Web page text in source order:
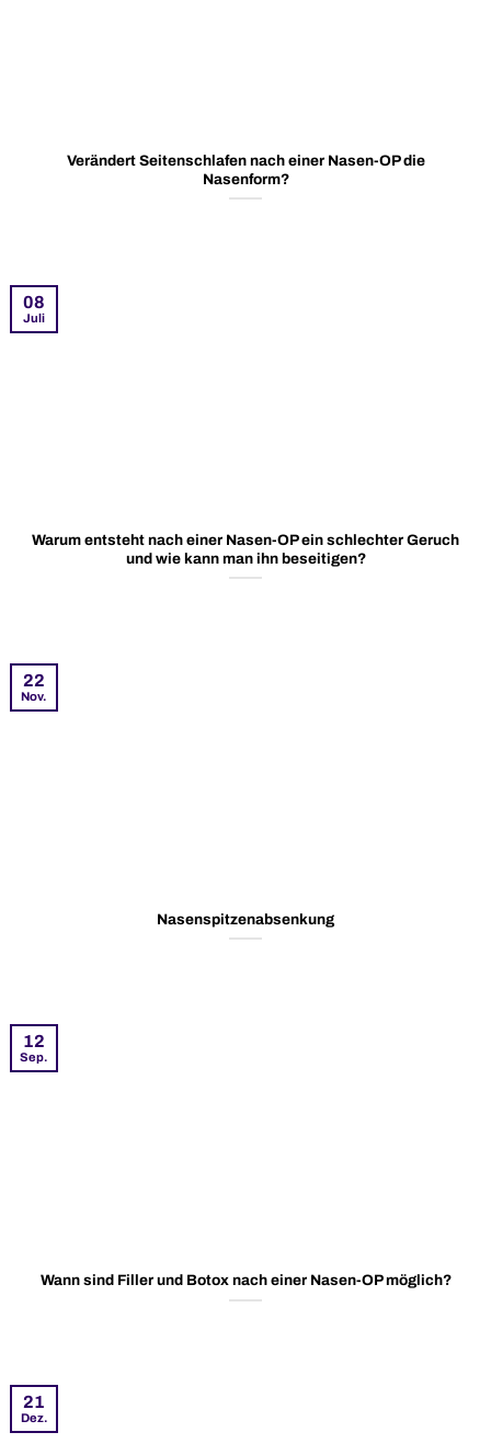
Verändert Seitenschlafen nach einer Nasen-OP die
Nasenform?
Warum entsteht nach einer Nasen-OP ein schlechter Geruch
und wie kann man ihn beseitigen?
08
Juli
Nasenspitzenabsenkung
22
Nov.
Wann sind Filler und Botox nach einer Nasen-OP möglich?
12
Sep.
21
Dez.